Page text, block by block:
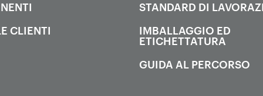
CLIENTI
STANDARD DI
IMBALLAGGIO ED
ETICHETTATURA
GUIDA AL PERCORSO